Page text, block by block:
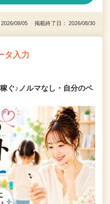
2026/08/05 掲載終了日： 2026/08/30
タ入力
ぐ♪ノルマなし・自分のペ